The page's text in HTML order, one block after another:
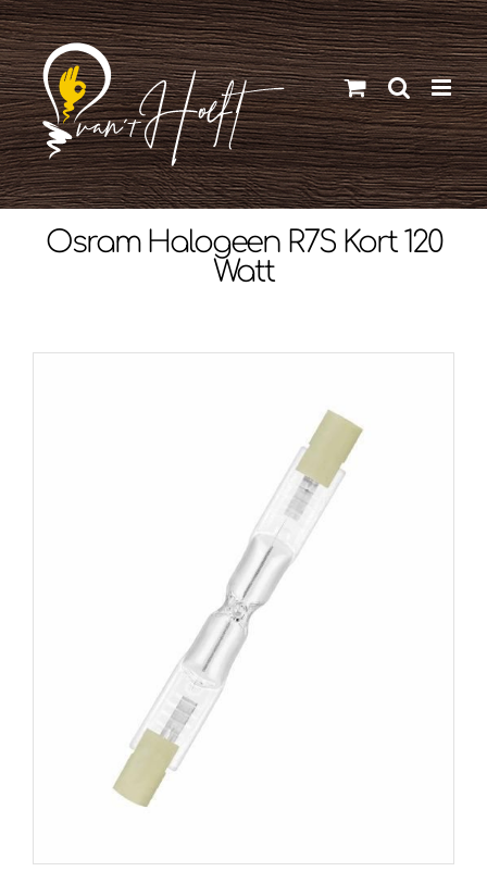
Ga
naar
inhoud
Osram Halogeen R7S Kort 120
Watt